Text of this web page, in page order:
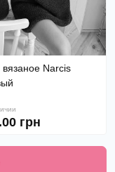
вязаное Narcis
грн